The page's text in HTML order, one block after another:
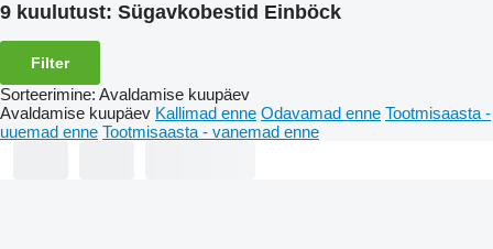
9 kuulutust: Sügavkobestid Einböck
Filter
Sorteerimine: Avaldamise kuupäev
Avaldamise kuupäev Kallimad enne Odavamad enne Tootmisaasta -
uuemad enne Tootmisaasta - vanemad enne